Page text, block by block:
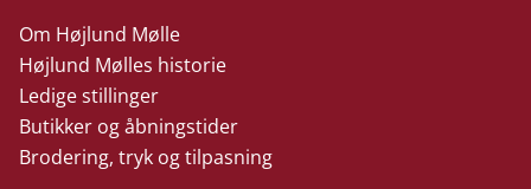
Om Højlund Mølle
Højlund Mølles historie
Ledige stillinger
Butikker og åbningstider
Brodering, tryk og tilpasning